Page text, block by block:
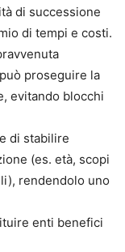
di successione
di tempi e costi.
può proseguire la
evitando blocchi
di stabilire
(es. età, scopi
rendendolo uno
enti benefici